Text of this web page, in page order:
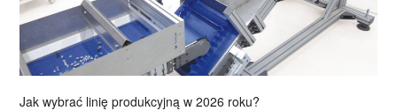
Jak wybrać linię produkcyjną w 2026 roku?